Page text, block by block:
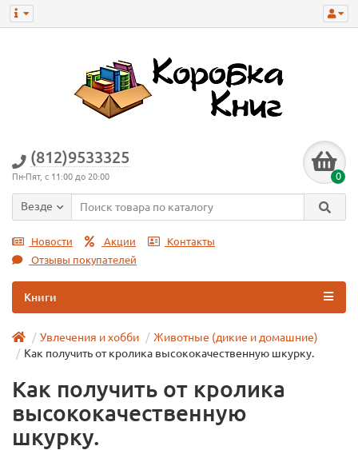
(812)9533325
Пн-Пят, с 11:00 до 20:00 0
Везде
Новости Акции
Контакты
Отзывы покупателей
Книги
Увлечения и хобби
Животные (дикие и домашние)
Как получить от кролика высококачественную шкурку.
Как получить от кролика
высококачественную
шкурку.